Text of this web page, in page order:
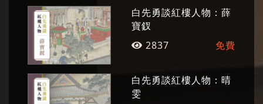
白先勇談紅樓人物：薛
寶釵
2837
免費
白先勇談紅樓人物：晴
雯